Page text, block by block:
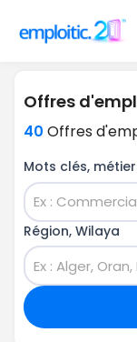
Offres
40 Offres
Mots clés,
Région, Wilaya